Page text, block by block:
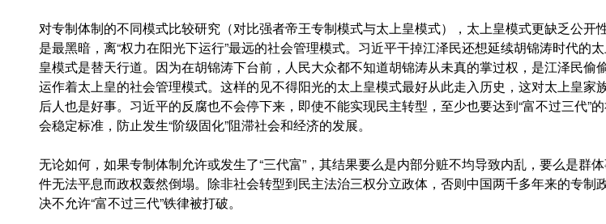
对专制体制的不同模式比较研究（对比强者帝王专制模式与太上皇模式），太上皇模式更缺乏公开
是最黑暗，离“权力在阳光下运行”最远的社会管理模式。习近平干掉江泽民还想延续胡锦涛时代的
皇模式是替天行道。因为在胡锦涛下台前，人民大众都不知道胡锦涛从未真的掌过权，是江泽民偷
运作着太上皇的社会管理模式。这样的见不得阳光的太上皇模式最好从此走入历史，这对太上皇家
后人也是好事。习近平的反腐也不会停下来，即使不能实现民主转型，至少也要达到“富不过三代”
会稳定标准，防止发生“阶级固化”阻滞社会和经济的发展。
无论如何，如果专制体制允许或发生了“三代富”，其结果要么是内部分赃不均导致内乱，要么是群
件无法平息而政权轰然倒塌。除非社会转型到民主法治三权分立政体，否则中国两千多年来的专制
决不允许“富不过三代”铁律被打破。